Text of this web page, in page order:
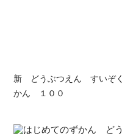
新 どうぶつえん すいぞく
かん １００